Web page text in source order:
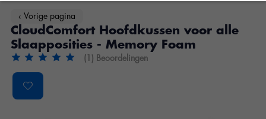
‹ Vorige pagina
CloudComfort Hoofdkussen voor alle
Slaapposities - Memory Foam
De beoordeling van dit product is5van de 5
(1) Beoordelingen
Product image slideshow Items